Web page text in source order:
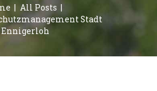
All Posts
Stadt
Ennigerloh